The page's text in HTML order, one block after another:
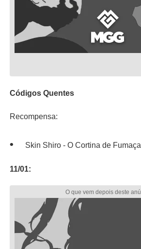
Códigos Quentes
Recompensa:
Skin Shiro - O Cortina de Fumaça
11/01: